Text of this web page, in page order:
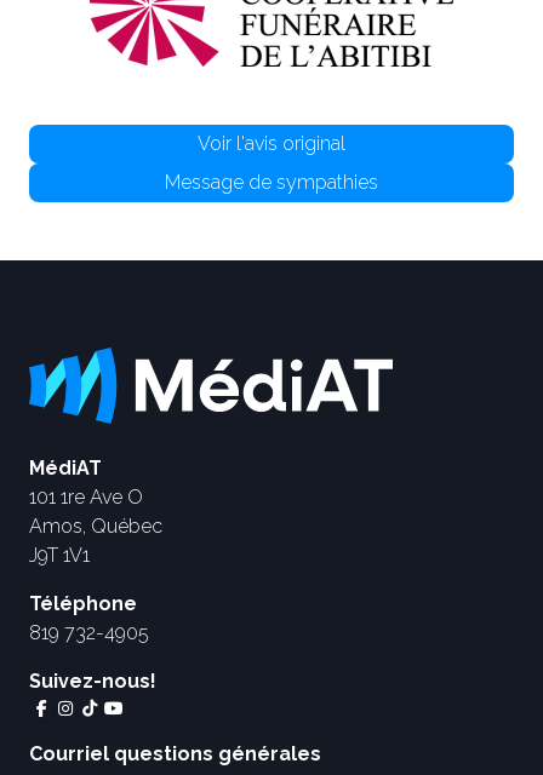
Voir l'avis original
Message de sympathies
MédiAT
101 1re Ave O
Amos, Québec
J9T 1V1
Téléphone
819 732-4905
Suivez-nous!
Courriel questions générales